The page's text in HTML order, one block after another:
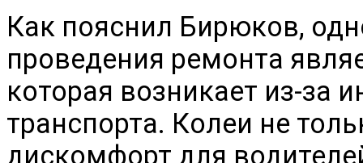
Как пояснил Бирюков,
проведения ремонта
которая возникает из-за
транспорта. Колеи не
дискомфорт для